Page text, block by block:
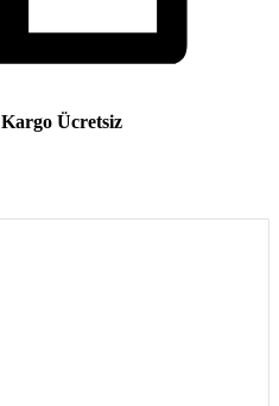
Kargo Ücretsiz